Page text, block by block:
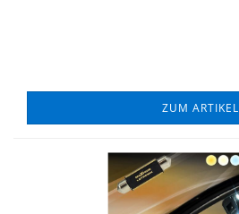
ZUM ARTIKEL